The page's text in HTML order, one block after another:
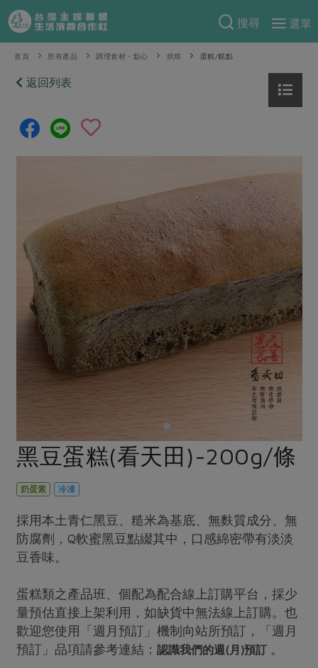
搜尋
選單
產品分類
當季蔬果
芽苗類
辛香料類
乳製品
豆製品 米麵雜糧
肉品・水產
畜產肉類 水產
水畜加工品
調理食材・點心
休閒零嘴 沖泡飲品
保健食品
美妝保養 個人清潔
家庭清潔
防災用品
最新產品
食譜料理
食材
常備菜
蔬食
蛋料理
料理方式
烘焙．點心
漬物
主題食譜
年菜食譜
養身食補
節慶大餐
特別企畫
預購活動
防災用品預購圓滿結束
2026年端午節預購圓滿結束
更多預購活動
當季產品
合作25-經典快閃最後一週
合作25-精選產品第四彈
合作25-精選產品第三彈
議題活動
主婦聯盟X樂齡網特約優惠案
30%rPET紅烏龍茶
2024農業發展計畫年度報告
更多議題活動
把最好的台灣味帶回家！
綠主張
主婦食堂 一籃菜真心話
社內大小事 合作聯合國
產品故事 生活提案
樂齡生活 親子食育
廚房瑜伽
關注議題
惜食
廢核運動 能源議題
減添加物 減塑減廢
公益金
更多議題
生活者e週報
綠主張月刊
典藏閱覽室
認識合作社
關於我們
合作社組織
員工與求才
產品檢驗
社員權益
社務專區
選舉專區
最新消息
媒體報導
重要公告
首頁 所有產品 調理食材・點心 烘焙 蛋糕/糕點
返回列表
黑豆蛋糕(看天田)-200g/條
奶蛋素 冷凍
採用本土青仁黑豆、糙米為基底、無麩質成分、無
防腐劑，Q軟蜜黑豆點綴其中，口感綿密帶有淡淡
豆香味。
蛋糕類之產品班、個配為配合線上訂購平台，採少
量預估直接上架利用，如缺貨中無法線上訂購。也
歡迎您使用「週月預訂」機制向站所預訂，「週月
預訂」品項請參考連結：認識我們的週(月)預訂 。